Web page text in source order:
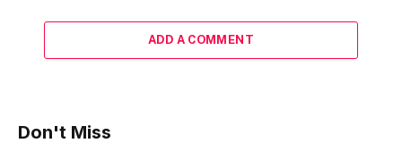
ADD A COMMENT
Don't Miss